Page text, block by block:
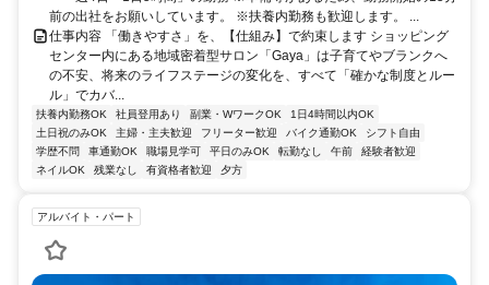
前の出社をお願いしています。 ※扶養内勤務も歓迎します。 ...
仕事内容 「働きやすさ」を、【仕組み】で約束します ショッピング
センター内にある地域密着型サロン「Gaya」は子育てやブランクへ
の不安、将来のライフステージの変化を、すべて「確かな制度とルー
ル」でカバ...
扶養内勤務OK 社員登用あり 副業・WワークOK
1日4時間以内OK
土日祝のみOK
主婦・主夫歓迎 フリーター歓迎 バイク通勤OK
シフト自由
学歴不問
車通勤OK 職場見学可 平日のみOK 転勤なし 午前
経験者歓迎
ネイルOK
残業なし 有資格者歓迎 夕方
アルバイト・パート